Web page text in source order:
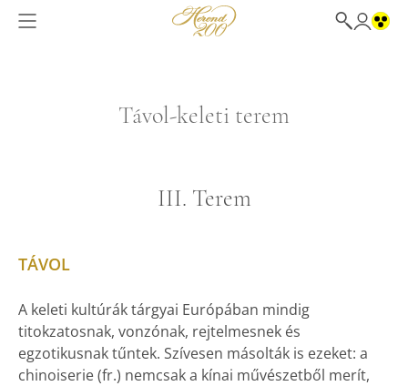
Távol-keleti terem
III. Terem
TÁVOL
A keleti kultúrák tárgyai Európában mindig
titokzatosnak, vonzónak, rejtelmesnek és
egzotikusnak tűntek. Szívesen másolták is ezeket: a
chinoiserie (fr.) nemcsak a kínai művészetből merít,